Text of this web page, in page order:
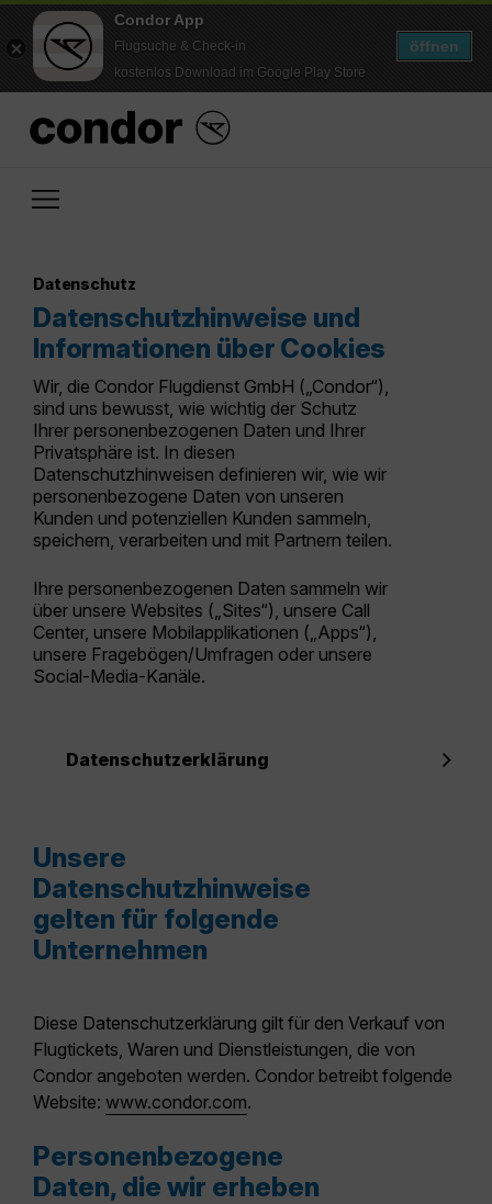
Condor App
Flugsuche & Check-in
kostenlos Download im Google Play Store
öffnen
Datenschutz
Datenschutzhinweise und
Informationen über Cookies
Wir, die Condor Flugdienst GmbH („Condor“),
sind uns bewusst, wie wichtig der Schutz
Ihrer personenbezogenen Daten und Ihrer
Privatsphäre ist. In diesen
Datenschutzhinweisen definieren wir, wie wir
personenbezogene Daten von unseren
Kunden und potenziellen Kunden sammeln,
speichern, verarbeiten und mit Partnern teilen.
Ihre personenbezogenen Daten sammeln wir
über unsere Websites („Sites“), unsere Call
Center, unsere Mobilapplikationen („Apps“),
unsere Fragebögen/Umfragen oder unsere
Social-Media-Kanäle.
Datenschutzerklärung
Unsere
Datenschutzhinweise
gelten für folgende
Unternehmen
Diese Datenschutzerklärung gilt für den Verkauf von
Flugtickets, Waren und Dienstleistungen, die von
Condor angeboten werden. Condor betreibt folgende
Website: www.condor.com.
Personenbezogene
Daten, die wir erheben